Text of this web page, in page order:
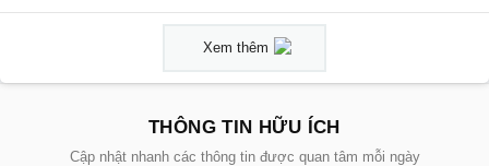
Xem thêm
THÔNG TIN HỮU ÍCH
Cập nhật nhanh các thông tin được quan tâm mỗi ngày